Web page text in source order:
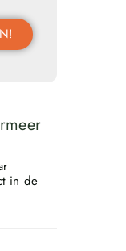
in de